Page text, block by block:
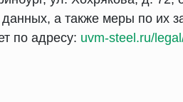
а также меры по их
по адресу: uvm-steel.ru/